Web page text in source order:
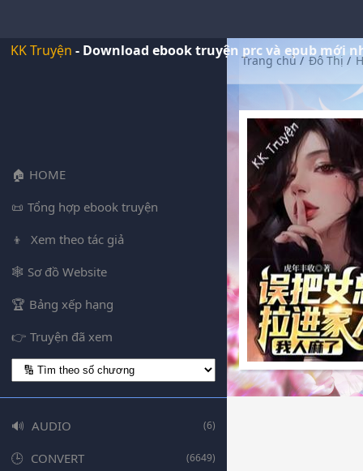
KK Truyện - Download ebook truyện prc và epub mới
HOME
Tổng hợp ebook truyện
Xem theo tác giả
Sơ đồ Website
Bảng xếp hạng
Truyện đã xem
AUDIO (6)
CONVERT (6649)
Trang chủ/ Đô Thị/